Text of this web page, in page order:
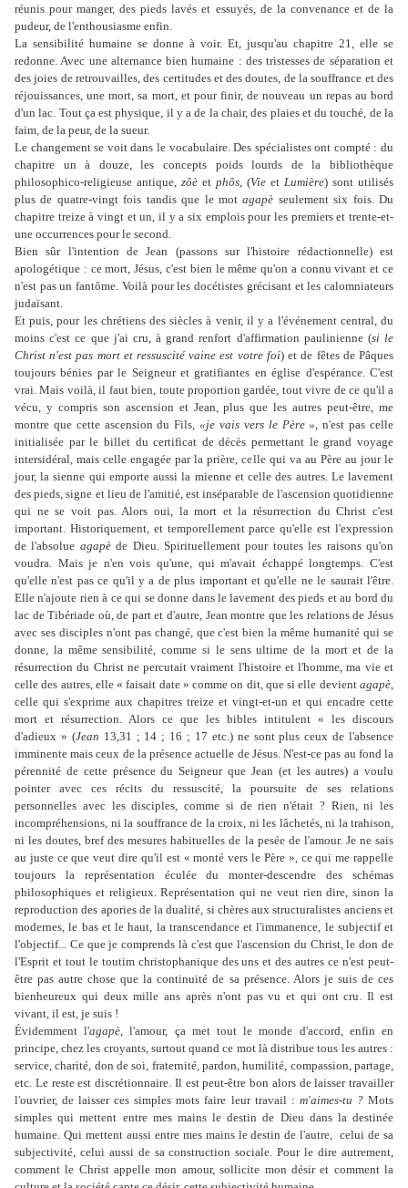
réunis pour manger, des pieds lavés et essuyés, de la convenance et de la
pudeur, de l'enthousiasme enfin.
La sensibilité humaine se donne à voir. Et, jusqu'au chapitre 21, elle se
redonne. Avec une alternance bien humaine : des tristesses de séparation et
des joies de retrouvailles, des certitudes et des doutes, de la souffrance et des
réjouissances, une mort, sa mort, et pour finir, de nouveau un repas au bord
d'un lac. Tout ça est physique, il y a de la chair, des plaies et du touché, de la
faim, de la peur, de la sueur.
Le changement se voit dans le vocabulaire. Des spécialistes ont compté : du
chapitre un à douze, les concepts poids lourds de la bibliothèque
philosophico-religieuse antique, zôè et phôs, (Vie et Lumière) sont utilisés
plus de quatre-vingt fois tandis que le motagapè seulement six fois. Du
chapitre treize à vingt et un, il y a six emplois pour les premiers et trente-et-
une occurrences pour le second.
Bien sûr l'intention de Jean (passons sur l'histoire rédactionnelle) est
apologétique : ce mort, Jésus, c'est bien le même qu'on a connu vivant et ce
n'est pas un fantôme. Voilà pour les docétistes grécisant et les calomniateurs
judaïsant.
Et puis, pour les chrétiens des siècles à venir, il y a l'événement central, du
moins c'est ce que j'ai cru, à grand renfort d'affirmation paulinienne (si le
Christ n'est pas mort et ressuscité vaine est votre foi) et de fêtes de Pâques
toujours bénies par le Seigneur et gratifiantes en église d'espérance. C'est
vrai. Mais voilà, il faut bien, toute proportion gardée, tout vivre de ce qu'il a
vécu, y compris son ascension et Jean, plus que les autres peut-être, me
montre que cette ascension du Fils,«je vais vers le Père », n'est pas celle
initialisée par le billet du certificat de décès permettant le grand voyage
intersidéral, mais celle engagée par la prière, celle qui va au Père au jour le
jour, la sienne qui emporte aussi la mienne et celle des autres. Le lavement
des pieds, signe et lieu de l'amitié, est inséparable de l'ascension quotidienne
qui ne se voit pas. Alors oui, la mort et la résurrection du Christ c'est
important. Historiquement, et temporellement parce qu'elle est l'expression
de l'absolue agapède Dieu. Spirituellement pour toutes les raisons qu'on
voudra. Mais je n'en vois qu'une, qui m'avait échappé longtemps. C'est
qu'elle n'est pas ce qu'il y a de plus important et qu'elle ne le saurait l'être.
Elle n'ajoute rien à ce qui se donne dans le lavement des pieds et au bord du
lac de Tibériade où, de part et d'autre, Jean montre que les relations de Jésus
avec ses disciples n'ont pas changé, que c'est bien la même humanité qui se
donne, la même sensibilité, comme si le sens ultime de la mort et de la
résurrection du Christ ne percutait vraiment l'histoire et l'homme, ma vie et
celle des autres, elle « faisait date » comme on dit, que si elle devient agapè,
celle qui s'exprime aux chapitres treize et vingt-et-un et qui encadre cette
mort et résurrection. Alors ce que les bibles intitulent « les discours
d'adieux » (Jean 13,31 ; 14 ; 16 ; 17 etc.) ne sont plus ceux de l'absence
imminente mais ceux de la présence actuelle de Jésus. N'est-ce pas au fond la
pérennité de cette présence du Seigneur que Jean (et les autres) a voulu
pointer avec ces récits du ressuscité, la poursuite de ses relations
personnelles avec les disciples, comme si de rien n'était ? Rien, ni les
incompréhensions, ni la souffrance de la croix, ni les lâchetés, ni la trahison,
ni les doutes, bref des mesures habituelles de la pesée de l'amour. Je ne sais
au juste ce que veut dire qu'il est « monté vers le Père », ce qui me rappelle
toujours la représentation éculée du monter-descendre des schémas
philosophiques et religieux. Représentation qui ne veut rien dire, sinon la
reproduction des apories de la dualité, si chères aux structuralistes anciens et
modernes, le bas et le haut, la transcendance et l'immanence, le subjectif et
l'objectif... Ce que je comprends là c'est que l'ascension du Christ, le don de
l'Esprit et tout le toutim christophanique des uns et des autres ce n'est peut-
être pas autre chose que la continuité de sa présence. Alors je suis de ces
bienheureux qui deux mille ans après n'ont pas vu et qui ont cru. Il est
vivant, il est, je suis !
Évidemment l'agapè, l'amour, ça met tout le monde d'accord, enfin en
principe, chez les croyants, surtout quand ce mot là distribue tous les autres :
service, charité, don de soi, fraternité, pardon, humilité, compassion, partage,
etc. Le reste est discrétionnaire. Il est peut-être bon alors de laisser travailler
l'ouvrier, de laisser ces simples mots faire leur travail : m'aimes-tu ?Mots
simples qui mettent entre mes mains le destin de Dieu dans la destinée
humaine. Qui mettent aussi entre mes mains le destin de l'autre, celui de sa
subjectivité, celui aussi de sa construction sociale. Pour le dire autrement,
comment le Christ appelle mon amour, sollicite mon désir et comment la